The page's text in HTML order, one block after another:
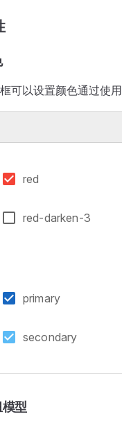
可以设置颜色通过使用
red
red-darken-3
primary
secondary
型